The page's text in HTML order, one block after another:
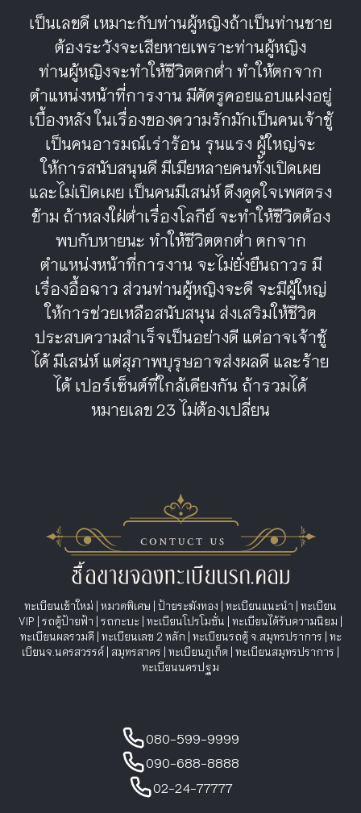
เป็นเลขดี เหมาะกับท่านผู้หญิงถ้าเป็นท่านชาย
ต้องระวังจะเสียหายเพราะท่านผู้หญิง
ท่านผู้หญิงจะทำให้ชีวิตตกต่ำ ทำให้ตกจาก
ตำแหน่งหน้าที่การงาน มีศัตรูคอยแอบแฝงอยู่
เบื้องหลัง ในเรื่องของความรักมักเป็นคนเจ้าชู้
เป็นคนอารมณ์เร่าร้อน รุนแรง ผู้ใหญ่จะ
ให้การสนับสนุนดี มีเมียหลายคนทั้งเปิดเผย
และไม่เปิดเผย เป็นคนมีเสน่ห์ ดึงดูดใจเพศตรง
ข้าม ถ้าหลงใฝ่ต่ำเรื่องโลกีย์ จะทำให้ชีวิตต้อง
พบกับหายนะ ทำให้ชีวิตตกต่ำ ตกจาก
ตำแหน่งหน้าที่การงาน จะไม่ยั่งยืนถาวร มี
เรื่องอื้อฉาว ส่วนท่านผู้หญิงจะดี จะมีผู้ใหญ่
ให้การช่วยเหลือสนับสนุน ส่งเสริมให้ชีวิต
ประสบความสำเร็จเป็นอย่างดี แต่อาจเจ้าชู้
ได้ มีเสน่ห์ แต่สุภาพบุรุษอาจส่งผลดี และร้าย
ได้ เปอร์เซ็นต์ที่ใกล้เคียงกัน ถ้ารวมได้
หมายเลข 23 ไม่ต้องเปลี่ยน
ทะเบียนเข้าใหม่ | หมวดพิเศษ | ป้ายระฆังทอง | ทะเบียนแนะนำ | ทะเบียน
VIP | รถตู้ป้ายฟ้า | รถกะบะ | ทะเบียนโปรโมชั่น | ทะเบียนได้รับความนิยม |
ทะเบียนผลรวมดี | ทะเบียนเลข 2 หลัก | ทะเบียนรถตู้ จ.สมุทรปราการ | ทะ
เบียนจ.นครสวรรค์ | สมุทรสาคร | ทะเบียนภูเก็ต | ทะเบียนสมุทรปราการ |
ทะเบียนนครปฐม
080-599-9999
090-688-8888
02-24-77777